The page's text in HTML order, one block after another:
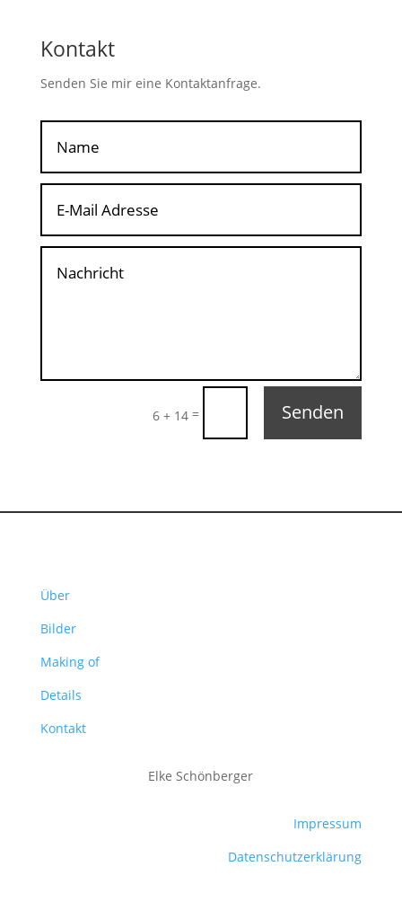
Kontakt
Senden Sie mir eine Kontaktanfrage.
6 + 14 = Senden
Über
Bilder
Making of
Details
Kontakt
Elke Schönberger
Impressum
Datenschutzerklärung